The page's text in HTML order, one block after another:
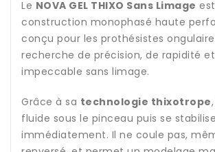
Le NOVA GEL THIXO Sans Limage
construction monophasé haute
conçu pour les prothésistes
recherche de précision, de rapidité et
impeccable sans limage.
Grâce à sa technologie thixotrope
fluide sous le pinceau puis se stabilise
immédiatement. Il ne coule pas,